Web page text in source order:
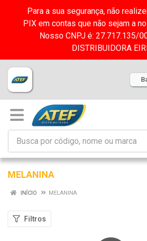
Para a sua segurança, não
PIX em contas que não sejam a
Nosso CNPJ é: 27.717.135/
DISTRIBUIDORA
MELANINA
INÍCIO MELANINA
Filtros